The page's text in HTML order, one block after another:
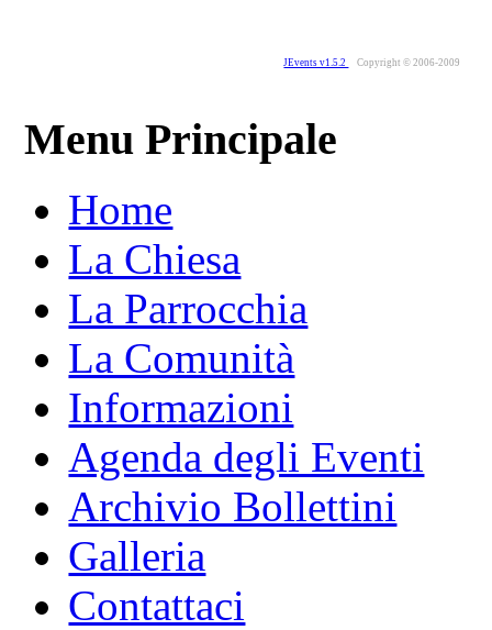
JEvents v1.5.2 Copyright © 2006-2009
Menu Principale
Home
La Chiesa
La Parrocchia
La Comunità
Informazioni
Agenda degli Eventi
Archivio Bollettini
Galleria
Contattaci